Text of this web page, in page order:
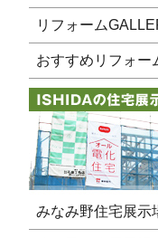
リフォーム
おすすめリフォー
みなみ野住宅展示